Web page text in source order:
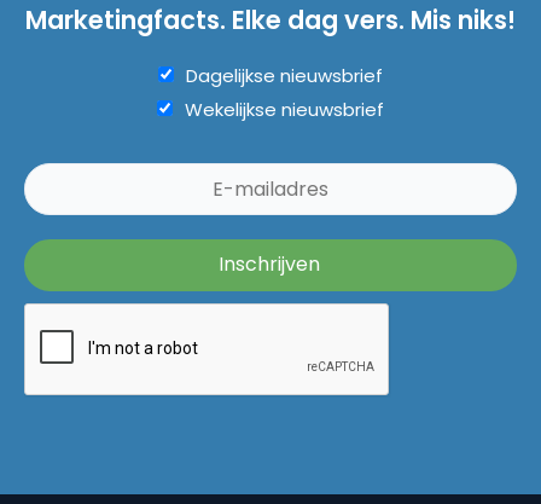
Marketingfacts. Elke dag vers. Mis niks!
Dagelijkse nieuwsbrief
Wekelijkse nieuwsbrief